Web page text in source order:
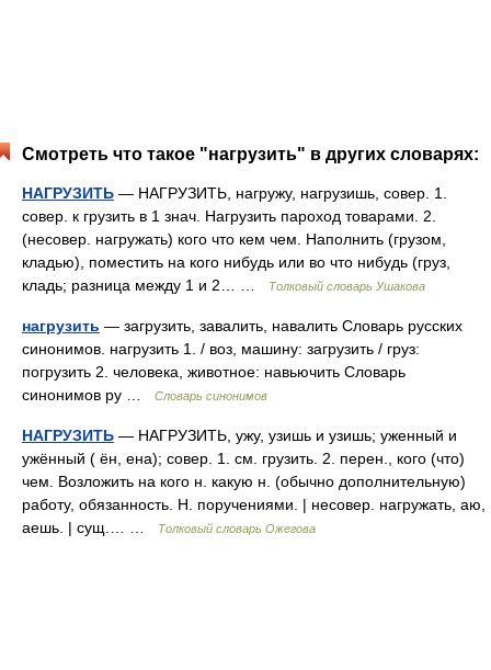
Смотреть что такое "нагрузить" в других словарях:
НАГРУЗИТЬ — НАГРУЗИТЬ, нагружу, нагрузишь, совер. 1.
совер. к грузить в 1 знач. Нагрузить пароход товарами. 2.
(несовер. нагружать) кого что кем чем. Наполнить (грузом,
кладью), поместить на кого нибудь или во что нибудь (груз,
кладь; разница между 1 и 2… …
Толковый словарь Ушакова
нагрузить — загрузить, завалить, навалить Словарь русских
синонимов. нагрузить 1. / воз, машину: загрузить / груз:
погрузить 2. человека, животное: навьючить Словарь
синонимов ру …
Словарь синонимов
НАГРУЗИТЬ — НАГРУЗИТЬ, ужу, узишь и узишь; уженный и
ужённый ( ён, ена); совер. 1. см. грузить. 2. перен., кого (что)
чем. Возложить на кого н. какую н. (обычно дополнительную)
работу, обязанность. Н. поручениями. | несовер. нагружать, аю,
аешь. | сущ.… …
Толковый словарь Ожегова